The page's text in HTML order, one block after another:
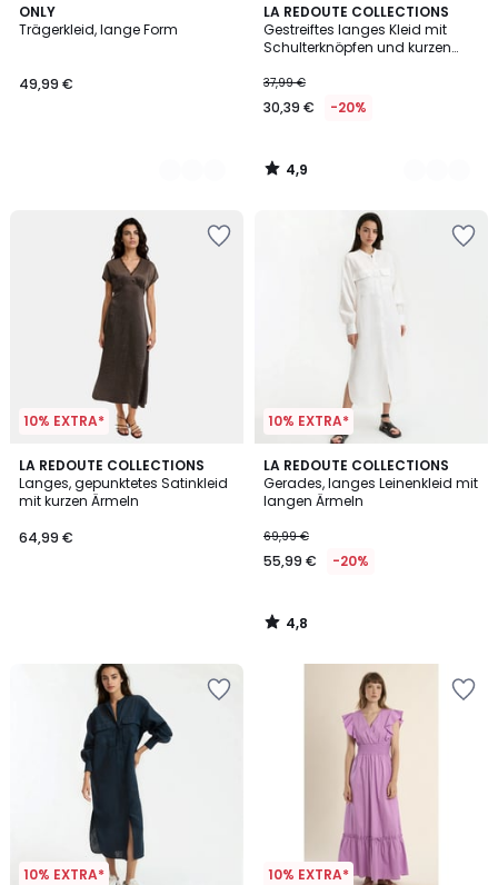
ONLY
Trägerkleid, lange Form
49,99 €
3
Farben
LA REDOUTE COLLECTIONS
Gestreiftes langes Kleid mit
Schulterknöpfen und kurzen
37,99 €
30,39 € -20%
4,9
/ 5
2
Farben
4,9
/
10% EXTRA*
LA REDOUTE COLLECTIONS
Langes, gepunktetes Satinkleid
mit kurzen Ärmeln
64,99 €
10% EXTRA*
LA REDOUTE COLLECTIONS
Gerades, langes Leinenkleid mit
langen Ärmeln
69,99 €
55,99 € -20%
4,8
/ 5
4,8
/
10% EXTRA* 10% EXTRA*